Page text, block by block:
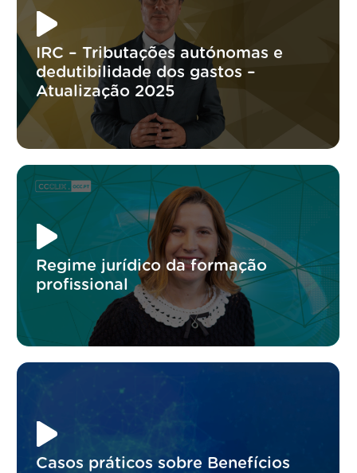
IRC – Tributações autónomas e
dedutibilidade dos gastos –
Atualização 2025
Regime jurídico da formação
profissional
Casos práticos sobre Benefícios